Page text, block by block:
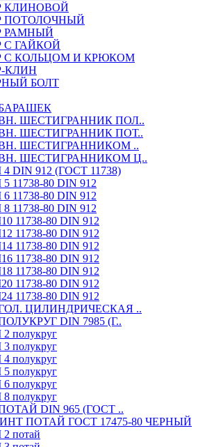
КЛИНОВОЙ
ПОТОЛОЧНЫЙ
РАМНЫЙ
С ГАЙКОЙ
С КОЛЬЦОМ И КРЮКОМ
КЛИН
БОЛТ
ШЕСТИГРАННИК ПОЛ..
ШЕСТИГРАННИК ПОТ..
ШЕСТИГРАННИКОМ ..
ШЕСТИГРАННИКОМ Ц..
DIN 912 (ГОСТ 11738)
11738-80 DIN 912
11738-80 DIN 912
11738-80 DIN 912
11738-80 DIN 912
11738-80 DIN 912
11738-80 DIN 912
11738-80 DIN 912
11738-80 DIN 912
11738-80 DIN 912
11738-80 DIN 912
ЦИЛИНДРИЧЕСКАЯ ..
DIN 7985 (Г..
полукруг
полукруг
полукруг
полукруг
полукруг
полукруг
DIN 965 (ГОСТ ..
ПОТАЙ ГОСТ 17475-80 ЧЕРНЫЙ
потай